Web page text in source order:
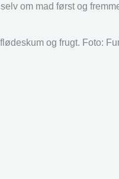
om mad først og
og frugt. Foto: